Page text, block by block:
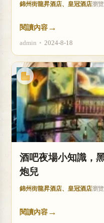
錦州街龍昇酒店、皇冠酒店瀏
閱讀內容 →
admin • 2024-8-18
酒吧夜場小知識，
炮兒
錦州街龍昇酒店、皇冠酒店瀏
閱讀內容 →